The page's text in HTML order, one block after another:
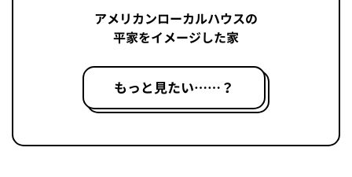
アメリカンローカルハウスの
平家をイメージした家
もっと見たい……？